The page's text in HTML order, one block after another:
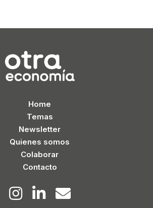
Home
Temas
Newsletter
Quienes somos
Colaborar
Contacto
  